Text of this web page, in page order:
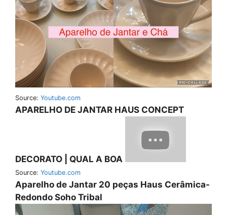
Source: Youtube.com
APARELHO DE JANTAR HAUS CONCEPT
DECORATO | QUAL A BOA
Source: Youtube.com
Aparelho de Jantar 20 peças Haus Cerâmica-
Redondo Soho Tribal